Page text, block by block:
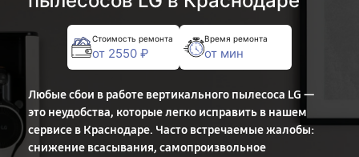
Стоимость ремонта
от 2550 ₽
Время ремонта
от мин
Любые сбои в работе вертикального пылесоса LG —
это неудобства, которые легко исправить в нашем
сервисе в Краснодаре. Часто встречаемые жалобы:
снижение всасывания, самопроизвольное